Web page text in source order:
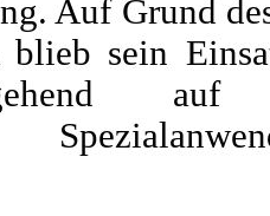
Auf Grund
sein
auf